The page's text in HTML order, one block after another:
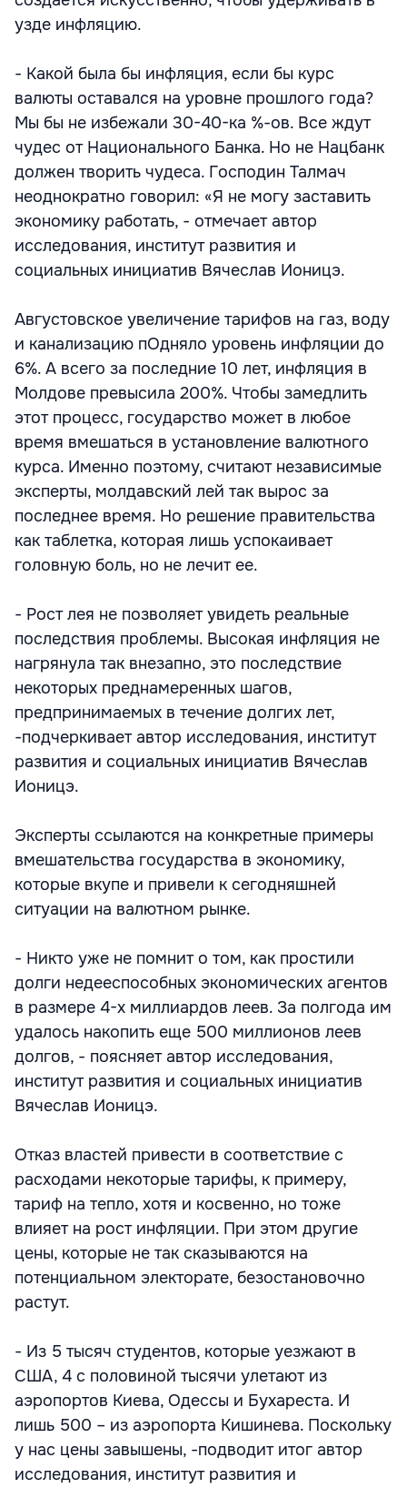
узде инфляцию.
- Какой была бы инфляция, если бы курс
валюты оставался на уровне прошлого года?
Мы бы не избежали 30-40-ка %-ов. Все ждут
чудес от Национального Банка. Но не Нацбанк
должен творить чудеса. Господин Талмач
неоднократно говорил: «Я не могу заставить
экономику работать, - отмечает автор
исследования, институт развития и
социальных инициатив Вячеслав Ионицэ.
Августовское увеличение тарифов на газ, воду
и канализацию пОдняло уровень инфляции до
6%. А всего за последние 10 лет, инфляция в
Молдове превысила 200%. Чтобы замедлить
этот процесс, государство может в любое
время вмешаться в установление валютного
курса. Именно поэтому, считают независимые
эксперты, молдавский лей так вырос за
последнее время. Но решение правительства
как таблетка, которая лишь успокаивает
головную боль, но не лечит ее.
- Рост лея не позволяет увидеть реальные
последствия проблемы. Высокая инфляция не
нагрянула так внезапно, это последствие
некоторых преднамеренных шагов,
предпринимаемых в течение долгих лет,
-подчеркивает автор исследования, институт
развития и социальных инициатив Вячеслав
Ионицэ.
Эксперты ссылаются на конкретные примеры
вмешательства государства в экономику,
которые вкупе и привели к сегодняшней
ситуации на валютном рынке.
- Никто уже не помнит о том, как простили
долги недееспособных экономических агентов
в размере 4-х миллиардов леев. За полгода им
удалось накопить еще 500 миллионов леев
долгов, - поясняет автор исследования,
институт развития и социальных инициатив
Вячеслав Ионицэ.
Отказ властей привести в соответствие с
расходами некоторые тарифы, к примеру,
тариф на тепло, хотя и косвенно, но тоже
влияет на рост инфляции. При этом другие
цены, которые не так сказываются на
потенциальном электорате, безостановочно
растут.
- Из 5 тысяч студентов, которые уезжают в
США, 4 с половиной тысячи улетают из
аэропортов Киева, Одессы и Бухареста. И
лишь 500 – из аэропорта Кишинева. Поскольку
у нас цены завышены, -подводит итог автор
исследования, институт развития и